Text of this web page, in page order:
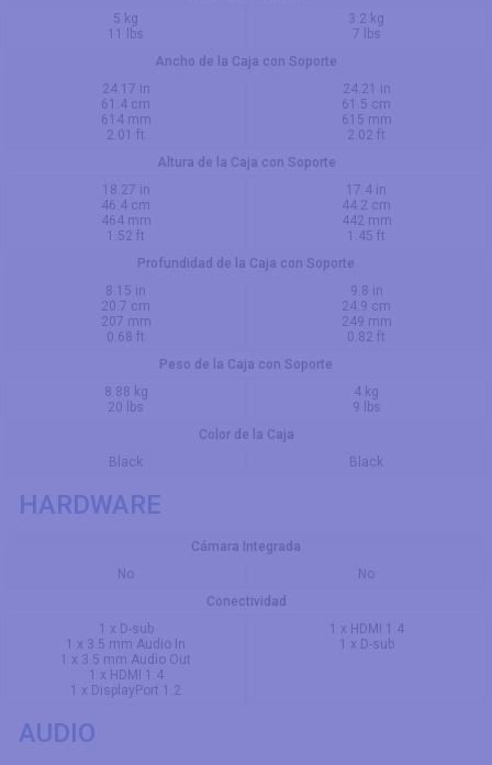
5 kg
11 lbs
3.2 kg
7 lbs
Ancho de la Caja con Soporte
24.17 in
61.4 cm
614 mm
2.01 ft
24.21 in
61.5 cm
615 mm
2.02 ft
Altura de la Caja con Soporte
18.27 in
46.4 cm
464 mm
1.52 ft
17.4 in
44.2 cm
442 mm
1.45 ft
Profundidad de la Caja con Soporte
8.15 in
20.7 cm
207 mm
0.68 ft
9.8 in
24.9 cm
249 mm
0.82 ft
Peso de la Caja con Soporte
8.88 kg
20 lbs
4 kg
9 lbs
Color de la Caja
Black
Black
HARDWARE
Cámara Integrada
No
No
Conectividad
1 x D-sub
1 x 3.5 mm Audio In
1 x 3.5 mm Audio Out
1 x HDMI 1.4
1 x DisplayPort 1.2
1 x HDMI 1.4
1 x D-sub
AUDIO